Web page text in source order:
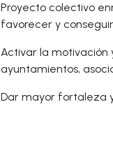
Proyecto colectivo
favorecer y
Activar la motivación
ayuntamientos,
Dar mayor fortaleza